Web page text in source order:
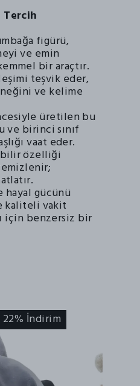
Tercih
figürü,
ve emin
bir araçtır.
teşvik eder,
ve kelime
üretilen bu
birinci sınıf
vaat eder.
özelliği
gücünü
kaliteli vakit
için benzersiz bir
22% İndirim